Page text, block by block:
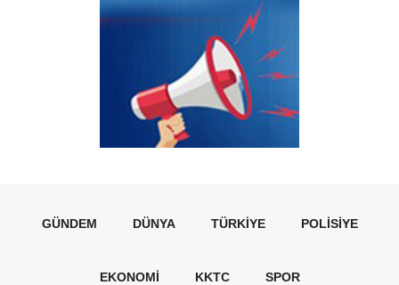
GÜNDEM DÜNYA TÜRKIYE POLISIYE
EKONOMI KKTC SPOR